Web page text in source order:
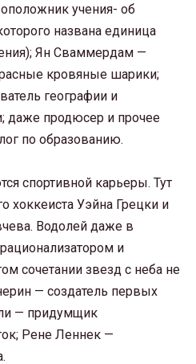
учения- об
названа единица
Ян Сваммердам —
кровяные шарики;
географии и
даже продюсер и прочее
по образованию.
спортивной карьеры. Тут
хоккеиста Уэйна Грецки и
Водолей даже в
и
сочетании звезд с неба не
— создатель первых
— придумщик
Рене Леннек —